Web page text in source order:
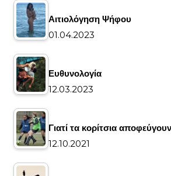
Αιτιολόγηση Ψήφου
01.04.2023
Ευθυνολογία
12.03.2023
Γιατί τα κορίτσια
12.10.2021